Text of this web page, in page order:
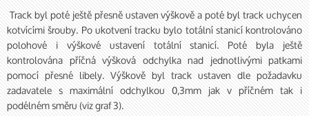
Track byl poté ještě přesně ustaven výškově a poté byl track uchycen
kotvícími šrouby. Po ukotvení tracku bylo totální stanicí kontrolováno
polohové i výškové ustavení totální stanicí. Poté byla ještě
kontrolována příčná výšková odchylka nad jednotlivými patkami
pomocí přesné libely. Výškově byl track ustaven dle požadavku
zadavatele s maximální odchylkou 0,3mm jak v příčném tak i
podélném směru (viz graf 3).